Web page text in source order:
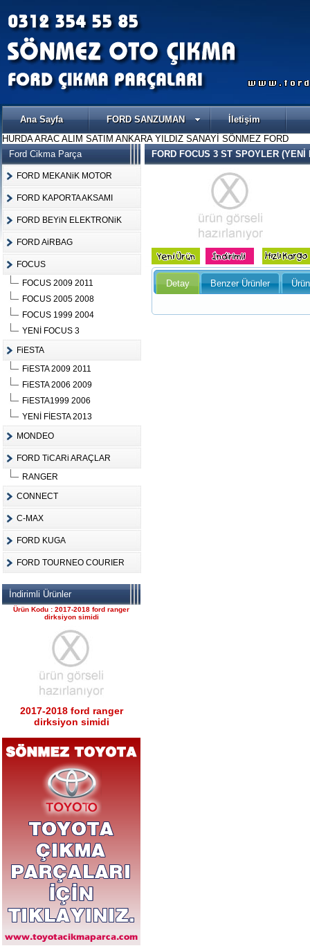
Ana Sayfa FORD SANZUMAN
İletişim
HURDA ARAC ALIM SATIM ANKARA YILDIZ SANAYİ SÖNMEZ FORD
Ford Cikma Parça
FORD MEKANiK MOTOR
FORD KAPORTA AKSAMI
FORD BEYiN ELEKTRONiK
FORD AiRBAG
FOCUS
FOCUS 2009 2011
FOCUS 2005 2008
FOCUS 1999 2004
YENİ FOCUS 3
FiESTA
FiESTA 2009 2011
FiESTA 2006 2009
FiESTA1999 2006
YENİ FİESTA 2013
MONDEO
FORD TiCARi ARAÇLAR
RANGER
CONNECT
C-MAX
FORD KUGA
FORD TOURNEO COURIER
İndirimli Ürünler
Ürün Kodu :
FORD CONNECT ÇIKMA
ÇELİK JANT CANT
komple motor
2017-2018 ford ranger 2.2
komple motor
Ürün Kodu : 2017-2018 ford ranger
dirksiyon simidi
2017-2018 ford ranger
dirksiyon simidi
sol tabla
2017-2018 ford ranger sağ
sol tabla
Ürün Kodu : 2017-2018 ford ranger arka
FORD FOCUS 3 ST SPOYLER (YENİ
Detay Benzer Ürünler